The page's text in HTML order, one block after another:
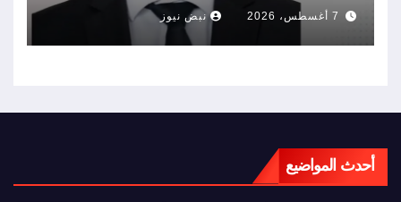
7 أغسطس، 2026 نبض نيوز
أحدث المواضيع